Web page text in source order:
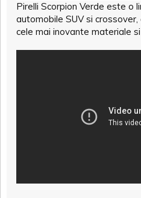
Pirelli Scorpion Verde este o
automobile SUV si
cele mai inovante materiale